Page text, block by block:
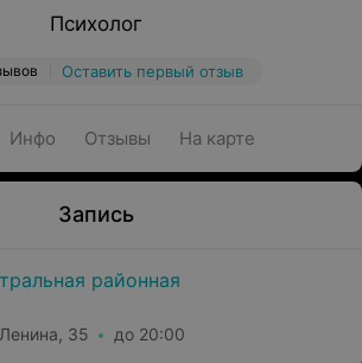
Психолог
Оставить первый отзыв
Инфо Отзывы На карте
Запись
районная
35 до 20:00